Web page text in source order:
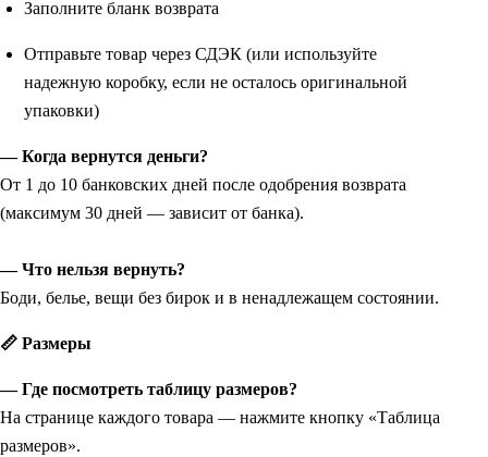
Заполните бланк возврата
Отправьте товар через СДЭК (или используйте
надежную коробку, если не осталось оригинальной
упаковки)
— Когда вернутся деньги?
От 1 до 10 банковских дней после одобрения возврата
(максимум 30 дней — зависит от банка).
— Что нельзя вернуть?
Боди, белье, вещи без бирок и в ненадлежащем состоянии.
📏 Размеры
— Где посмотреть таблицу размеров?
На странице каждого товара — нажмите кнопку «Таблица
размеров».